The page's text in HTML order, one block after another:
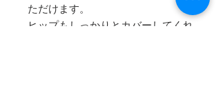
ただけます。
ヒップもしっかりとカバーしてくれ